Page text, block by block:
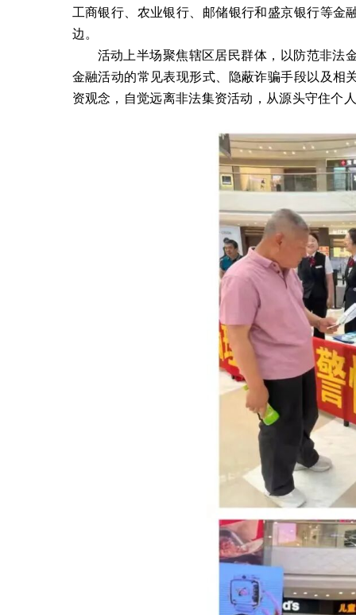
工商银行、农业银行、邮储银行和盛京银行等金
边。
活动上半场聚焦辖区居民群体，以防范非法
金融活动的常见表现形式、隐蔽诈骗手段以及相
资观念，自觉远离非法集资活动，从源头守住个